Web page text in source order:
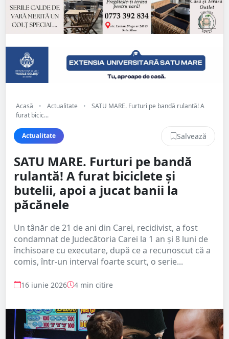
Acasă • Actualitate •
SATU MARE. Furturi pe bandă rulantă! A
furat bicic...
Actualitate Salvează
SATU MARE. Furturi pe bandă
rulantă! A furat biciclete și
butelii, apoi a jucat banii la
păcănele
Un tânăr de 21 de ani din Carei, recidivist, a fost
condamnat de Judecătoria Carei la 1 an și 8 luni de
închisoare cu executare, după ce a recunoscut că a
comis, într-un interval foarte scurt, o serie...
16 iunie 2026 4 min citire